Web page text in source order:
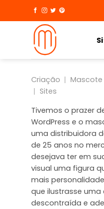
Criação | Mascote
| Sites
Tivemos o prazer
WordPress e o
uma distribuidora
de 25 anos no
desejava ter em
visual uma figura
mais
que ilustrasse
descontraída e